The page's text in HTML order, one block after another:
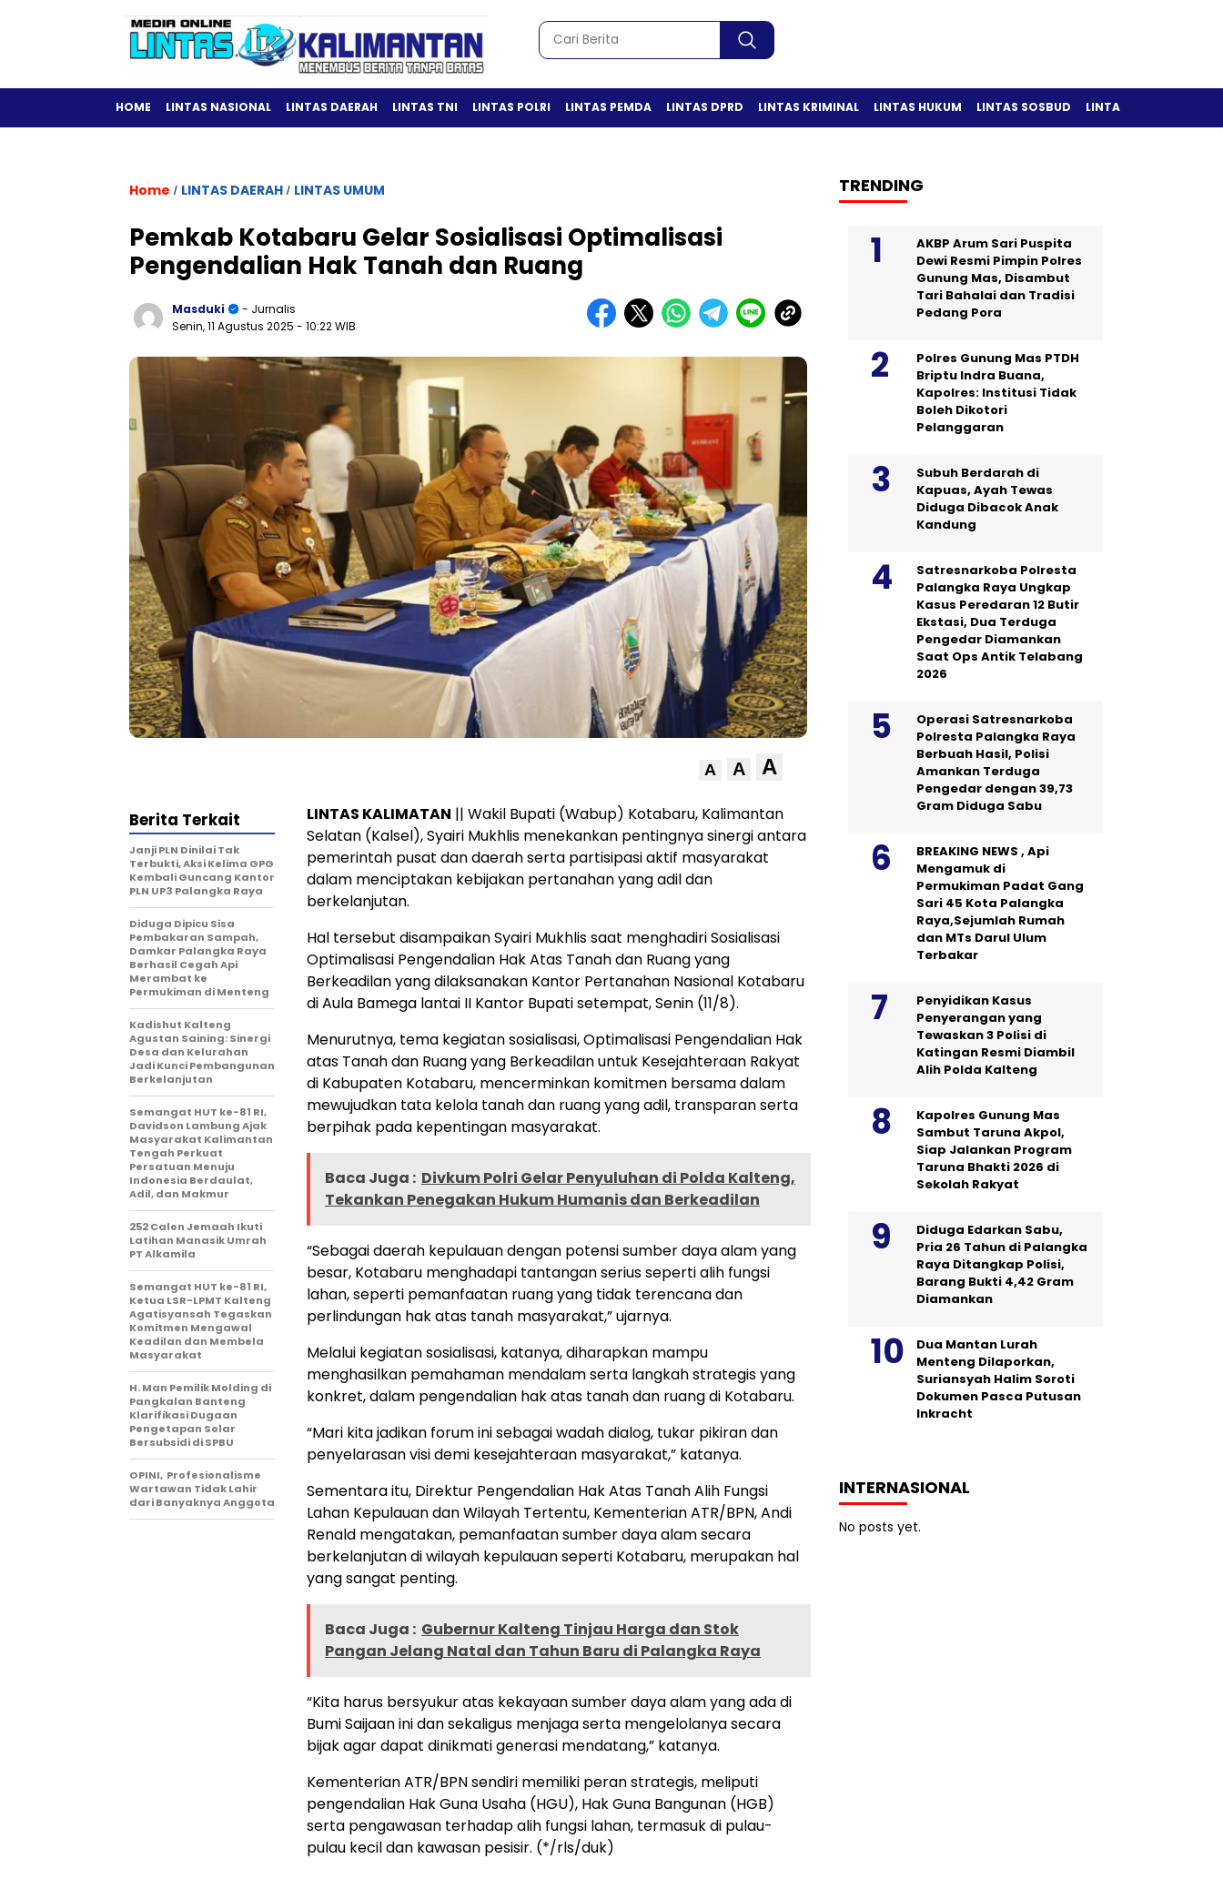
HOME LINTAS NASIONAL LINTAS DAERAH LINTAS TNI LINTAS POLRI LINTAS PEMDA LINTAS DPRD LINTAS KRIMINAL LINTAS HUKUM LINTAS SOSBUD LINTAS OLAH RAGA
Home / LINTAS DAERAH / LINTAS UMUM
Pemkab Kotabaru Gelar Sosialisasi Optimalisasi
Pengendalian Hak Tanah dan Ruang
Masduki
- Jurnalis
Senin, 11 Agustus 2025 - 10:22 WIB
A A A
LINTAS KALIMATAN || Wakil Bupati (Wabup) Kotabaru, Kalimantan
Selatan (Kalsel), Syairi Mukhlis menekankan pentingnya sinergi antara
pemerintah pusat dan daerah serta partisipasi aktif masyarakat
dalam menciptakan kebijakan pertanahan yang adil dan
berkelanjutan.
Hal tersebut disampaikan Syairi Mukhlis saat menghadiri Sosialisasi
Optimalisasi Pengendalian Hak Atas Tanah dan Ruang yang
Berkeadilan yang dilaksanakan Kantor Pertanahan Nasional Kotabaru
di Aula Bamega lantai II Kantor Bupati setempat, Senin (11/8).
Menurutnya, tema kegiatan sosialisasi, Optimalisasi Pengendalian Hak
atas Tanah dan Ruang yang Berkeadilan untuk Kesejahteraan Rakyat
di Kabupaten Kotabaru, mencerminkan komitmen bersama dalam
mewujudkan tata kelola tanah dan ruang yang adil, transparan serta
berpihak pada kepentingan masyarakat.
Baca Juga : Divkum Polri Gelar Penyuluhan di Polda Kalteng,
Tekankan Penegakan Hukum Humanis dan Berkeadilan
“Sebagai daerah kepulauan dengan potensi sumber daya alam yang
besar, Kotabaru menghadapi tantangan serius seperti alih fungsi
lahan, seperti pemanfaatan ruang yang tidak terencana dan
perlindungan hak atas tanah masyarakat,” ujarnya.
Melalui kegiatan sosialisasi, katanya, diharapkan mampu
menghasilkan pemahaman mendalam serta langkah strategis yang
konkret, dalam pengendalian hak atas tanah dan ruang di Kotabaru.
“Mari kita jadikan forum ini sebagai wadah dialog, tukar pikiran dan
penyelarasan visi demi kesejahteraan masyarakat,” katanya.
Sementara itu, Direktur Pengendalian Hak Atas Tanah Alih Fungsi
Lahan Kepulauan dan Wilayah Tertentu, Kementerian ATR/BPN, Andi
Renald mengatakan, pemanfaatan sumber daya alam secara
berkelanjutan di wilayah kepulauan seperti Kotabaru, merupakan hal
yang sangat penting.
Baca Juga : Gubernur Kalteng Tinjau Harga dan Stok
Pangan Jelang Natal dan Tahun Baru di Palangka Raya
“Kita harus bersyukur atas kekayaan sumber daya alam yang ada di
Bumi Saijaan ini dan sekaligus menjaga serta mengelolanya secara
bijak agar dapat dinikmati generasi mendatang,” katanya.
Kementerian ATR/BPN sendiri memiliki peran strategis, meliputi
pengendalian Hak Guna Usaha (HGU), Hak Guna Bangunan (HGB)
serta pengawasan terhadap alih fungsi lahan, termasuk di pulau-
pulau kecil dan kawasan pesisir. (*/rls/duk)
Berita Terkait
Janji PLN Dinilai Tak
Terbukti, Aksi Kelima GPG
Kembali Guncang Kantor
PLN UP3 Palangka Raya
Diduga Dipicu Sisa
Pembakaran Sampah,
Damkar Palangka Raya
Berhasil Cegah Api
Merambat ke
Permukiman di Menteng
Kadishut Kalteng
Agustan Saining: Sinergi
Desa dan Kelurahan
Jadi Kunci Pembangunan
Berkelanjutan
Semangat HUT ke-81 RI,
Davidson Lambung Ajak
Masyarakat Kalimantan
Tengah Perkuat
Persatuan Menuju
Indonesia Berdaulat,
Adil, dan Makmur
252 Calon Jemaah Ikuti
Latihan Manasik Umrah
PT Alkamila
Semangat HUT ke-81 RI,
Ketua LSR-LPMT Kalteng
Agatisyansah Tegaskan
Komitmen Mengawal
Keadilan dan Membela
Masyarakat
H. Man Pemilik Molding di
Pangkalan Banteng
Klarifikasi Dugaan
Pengetapan Solar
Bersubsidi di SPBU
OPINI, Profesionalisme
Wartawan Tidak Lahir
dari Banyaknya Anggota
TRENDING
AKBP Arum Sari Puspita
Dewi Resmi Pimpin Polres
Gunung Mas, Disambut
Tari Bahalai dan Tradisi
Pedang Pora
Polres Gunung Mas PTDH
Briptu Indra Buana,
Kapolres: Institusi Tidak
Boleh Dikotori
Pelanggaran
Subuh Berdarah di
Kapuas, Ayah Tewas
Diduga Dibacok Anak
Kandung
Satresnarkoba Polresta
Palangka Raya Ungkap
Kasus Peredaran 12 Butir
Ekstasi, Dua Terduga
Pengedar Diamankan
Saat Ops Antik Telabang
2026
Operasi Satresnarkoba
Polresta Palangka Raya
Berbuah Hasil, Polisi
Amankan Terduga
Pengedar dengan 39,73
Gram Diduga Sabu
BREAKING NEWS , Api
Mengamuk di
Permukiman Padat Gang
Sari 45 Kota Palangka
Raya,Sejumlah Rumah
dan MTs Darul Ulum
Terbakar
Penyidikan Kasus
Penyerangan yang
Tewaskan 3 Polisi di
Katingan Resmi Diambil
Alih Polda Kalteng
Kapolres Gunung Mas
Sambut Taruna Akpol,
Siap Jalankan Program
Taruna Bhakti 2026 di
Sekolah Rakyat
Diduga Edarkan Sabu,
Pria 26 Tahun di Palangka
Raya Ditangkap Polisi,
Barang Bukti 4,42 Gram
Diamankan
Dua Mantan Lurah
Menteng Dilaporkan,
Suriansyah Halim Soroti
Dokumen Pasca Putusan
Inkracht
INTERNASIONAL
No posts yet.